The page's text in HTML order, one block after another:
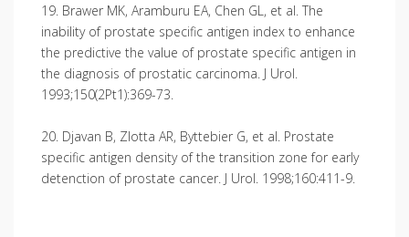
19. Brawer MK, Aramburu EA, Chen GL, et al. The
inability of prostate specific antigen index to enhance
the predictive the value of prostate specific antigen in
the diagnosis of prostatic carcinoma. J Urol.
1993;150(2Pt1):369-73.
20. Djavan B, Zlotta AR, Byttebier G, et al. Prostate
specific antigen density of the transition zone for early
detenction of prostate cancer. J Urol. 1998;160:411-9.